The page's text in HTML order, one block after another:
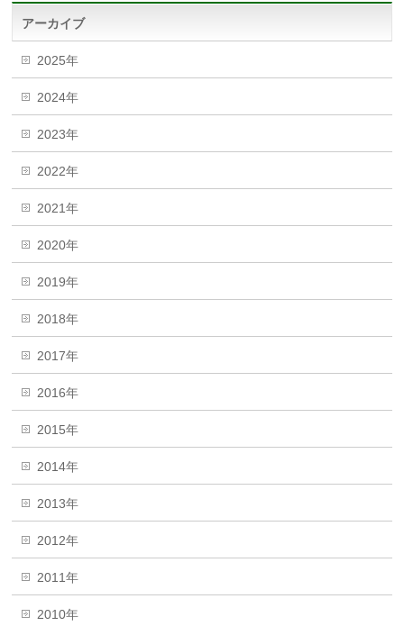
アーカイブ
2025年
2024年
2023年
2022年
2021年
2020年
2019年
2018年
2017年
2016年
2015年
2014年
2013年
2012年
2011年
2010年